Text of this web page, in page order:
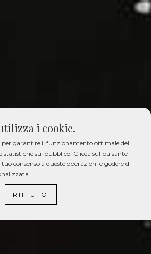
i cookie.
per garantire il funzionamento ottimale del
statistiche sul pubblico. Clicca sul pulsante
consenso a queste operazioni e godere di
RIFIUTO